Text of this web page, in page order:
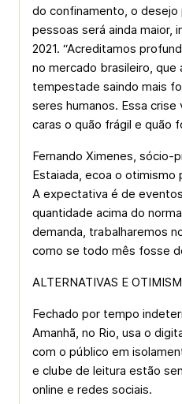
do confinamento, o
pessoas será ainda maior,
2021. “Acreditamos
no mercado brasileiro,
tempestade saindo mais
seres humanos. Essa
caras o quão frágil e quão
Fernando Ximenes, sócio-
Estaiada, ecoa o otimismo
A expectativa é de
quantidade acima do
demanda, trabalharemos
como se todo mês fosse
ALTERNATIVAS E
Fechado por tempo
Amanhã, no Rio, usa o
com o público em
e clube de leitura estão
online e redes sociais.